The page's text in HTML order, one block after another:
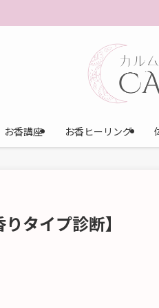
お香講座 お香ヒーリング
タイプ診断】